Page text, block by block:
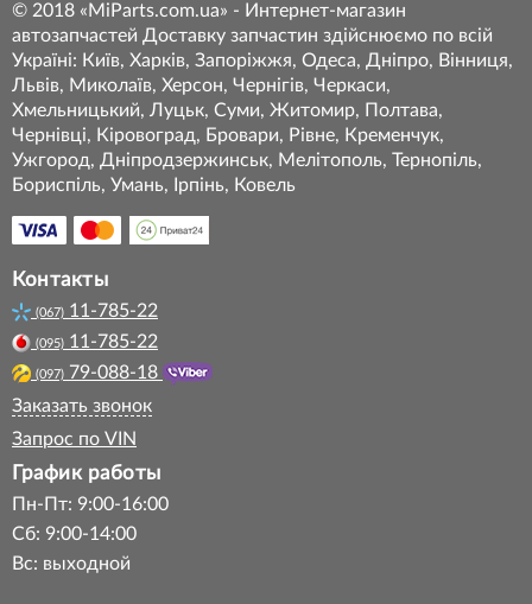
© 2018 «MiParts.com.ua» - Интернет-магазин
автозапчастей Доставку запчастин здійснюємо по всій
Україні: Київ, Харків, Запоріжжя, Одеса, Дніпро, Вінниця,
Львів, Миколаїв, Херсон, Чернігів, Черкаси,
Хмельницький, Луцьк, Суми, Житомир, Полтава,
Чернівці, Кіровоград, Бровари, Рівне, Кременчук,
Ужгород, Дніпродзержинськ, Мелітополь, Тернопіль,
Бориспіль, Умань, Ірпінь, Ковель
Контакты
(067) 11-785-22
(095) 11-785-22
(097) 79-088-18
Заказать звонок
Запрос по VIN
График работы
Пн-Пт: 9:00-16:00
Сб: 9:00-14:00
Вс: выходной